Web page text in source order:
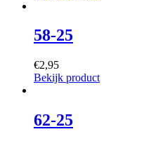
58-25
€2,95
Bekijk product
62-25